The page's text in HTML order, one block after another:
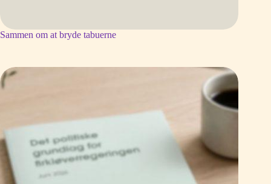
Sammen om at bryde tabuerne